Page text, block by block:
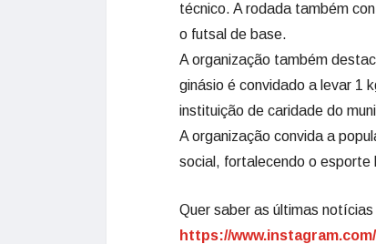
técnico. A rodada também
o futsal de base.
A organização também
ginásio é convidado a levar 1
instituição de caridade do
A organização convida a
social, fortalecendo o esporte
Quer saber as últimas
https://